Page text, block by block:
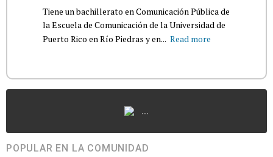
Tiene un bachillerato en Comunicación Pública de
la Escuela de Comunicación de la Universidad de
Puerto Rico en Río Piedras y en... Read more
...
POPULAR EN LA COMUNIDAD